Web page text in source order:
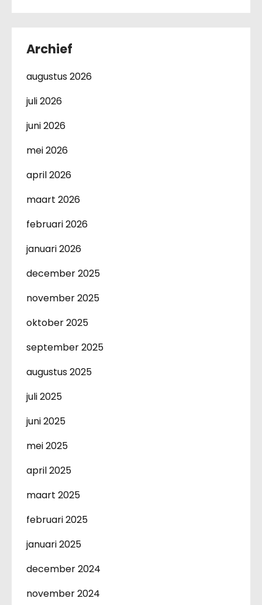
Archief
augustus 2026
juli 2026
juni 2026
mei 2026
april 2026
maart 2026
februari 2026
januari 2026
december 2025
november 2025
oktober 2025
september 2025
augustus 2025
juli 2025
juni 2025
mei 2025
april 2025
maart 2025
februari 2025
januari 2025
december 2024
november 2024